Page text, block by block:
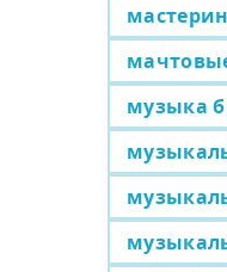
музыка